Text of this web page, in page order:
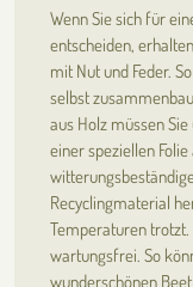
Wenn Sie sich für
entscheiden,
mit Nut und Feder.
selbst
aus Holz müssen
einer speziellen
Recyclingmaterial
Temperaturen
wartungsfrei. So
wunderschönen